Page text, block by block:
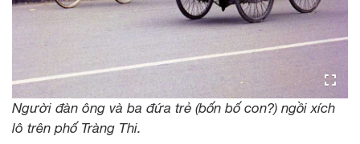
Người đàn ông và ba đứa trẻ (bốn bố con?) ngồi xích
lô trên phố Tràng Thi.